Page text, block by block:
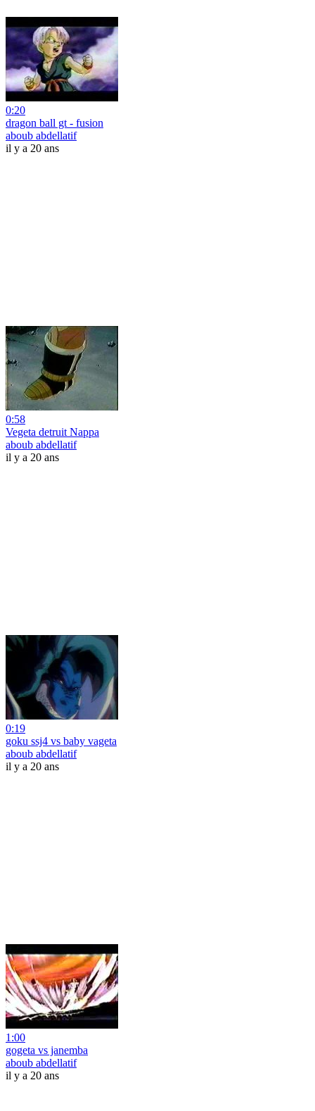
0:20
dragon ball gt - fusion
aboub abdellatif
il y a 20 ans
0:58
Vegeta detruit Nappa
aboub abdellatif
il y a 20 ans
0:19
goku ssj4 vs baby vageta
aboub abdellatif
il y a 20 ans
1:00
gogeta vs janemba
aboub abdellatif
il y a 20 ans